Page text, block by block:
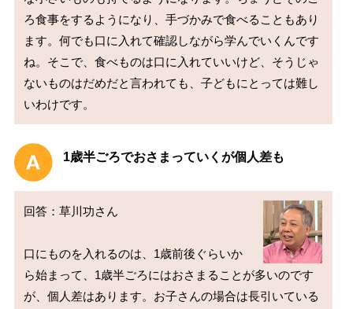
ろ食事をするようになり、手づかみで食べることもあり
ます。何でも口に入れて確認しながら学んでいくんです
ね。そこで、食べものは口に入れていいけど、そうじゃ
ないものはだめだと言われても、子どもにとっては難し
1歳半ごろでおさまっていくが個人差も
回答：草川功さん
口にものを入れるのは、1歳前後ぐらいか
ら始まって、1歳半ごろにはおさまることが多いのです
が、個人差はあります。お子さんの場合は長引いている